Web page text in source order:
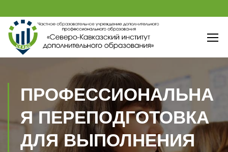
ПРОФЕССИОНАЛЬНА
Я ПЕРЕПОДГОТОВКА
ДЛЯ ВЫПОЛНЕНИЯ